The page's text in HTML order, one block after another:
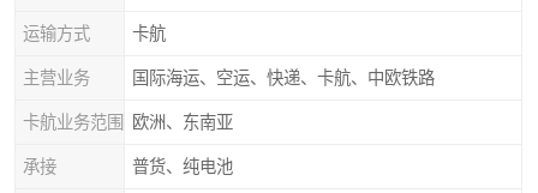
运输方式 卡航
主营业务 国际海运、空运、快递、卡航、中欧铁路
卡航业务范围 欧洲、东南亚
承接 普货、纯电池